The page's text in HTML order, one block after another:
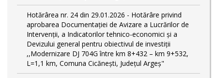
Hotărârea nr. 24 din 29.01.2026 - Hotărâre privind
aprobarea Documentației de Avizare a Lucrărilor de
Intervenții, a Indicatorilor tehnico-economici și a
Devizului general pentru obiectivul de investiții
,,Modernizare DJ 704G între km 8+432 – km 9+532,
L=1,1 km, Comuna Cicănești, Județul Argeș"